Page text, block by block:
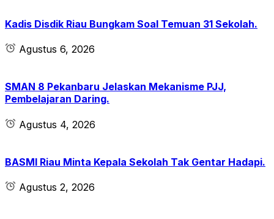
Kadis Disdik Riau Bungkam Soal Temuan 31 Sekolah.
Agustus 6, 2026
SMAN 8 Pekanbaru Jelaskan Mekanisme PJJ,
Pembelajaran Daring.
Agustus 4, 2026
BASMI Riau Minta Kepala Sekolah Tak Gentar Hadapi.
Agustus 2, 2026